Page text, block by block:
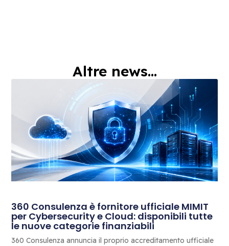
Altre news...
360 Consulenza è fornitore ufficiale MIMIT
per Cybersecurity e Cloud: disponibili tutte
le nuove categorie finanziabili
360 Consulenza annuncia il proprio accreditamento ufficiale